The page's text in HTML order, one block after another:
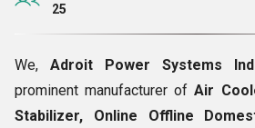
25
We, Adroit Power Systems
prominent manufacturer of Air
Stabilizer, Online Offline